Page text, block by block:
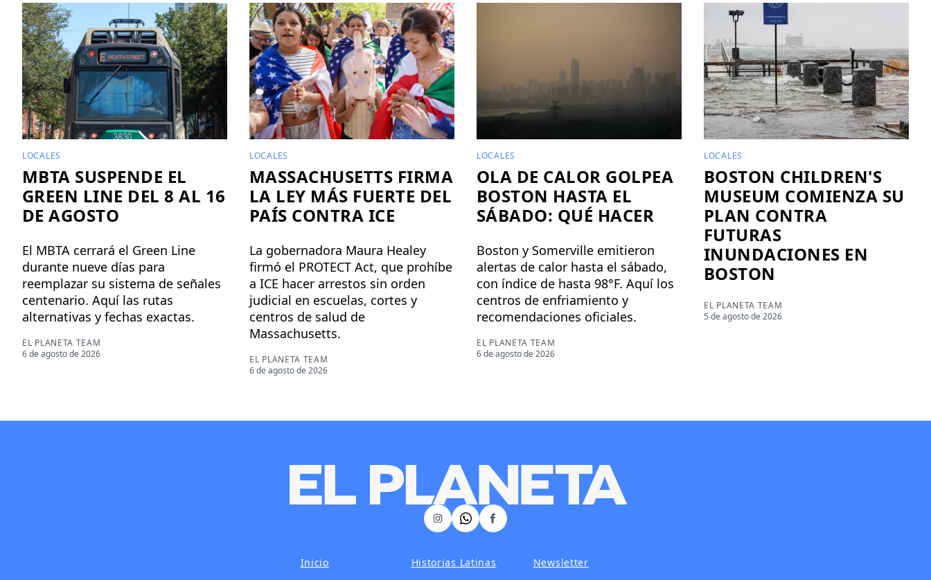
LOCALES
MBTA SUSPENDE EL
GREEN LINE DEL 8 AL 16
DE AGOSTO
El MBTA cerrará el Green Line
durante nueve días para
reemplazar su sistema de señales
centenario. Aquí las rutas
alternativas y fechas exactas.
EL PLANETA TEAM
6 de agosto de 2026
LOCALES
MASSACHUSETTS FIRMA
LA LEY MÁS FUERTE DEL
PAÍS CONTRA ICE
La gobernadora Maura Healey
firmó el PROTECT Act, que prohíbe
a ICE hacer arrestos sin orden
judicial en escuelas, cortes y
centros de salud de
Massachusetts.
EL PLANETA TEAM
6 de agosto de 2026
LOCALES
OLA DE CALOR GOLPEA
BOSTON HASTA EL
SÁBADO: QUÉ HACER
Boston y Somerville emitieron
alertas de calor hasta el sábado,
con índice de hasta 98°F. Aquí los
centros de enfriamiento y
recomendaciones oficiales.
EL PLANETA TEAM
6 de agosto de 2026
LOCALES
BOSTON CHILDREN'S
MUSEUM COMIENZA SU
PLAN CONTRA
FUTURAS
INUNDACIONES EN
BOSTON
EL PLANETA TEAM
5 de agosto de 2026
𝕏 Facebook
Instagram
Inicio Historias Latinas Newsletter